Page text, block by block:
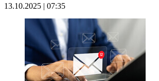
13.10.2025 | 07:35